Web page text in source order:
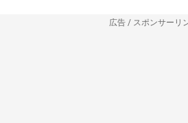
広告 / スポンサーリ